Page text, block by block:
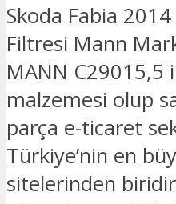
Skoda Fabia
Filtresi Mann
MANN C29015,5
malzemesi olup
parça e-ticaret
Türkiye’nin en
sitelerinden